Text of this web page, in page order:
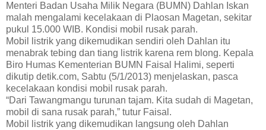
Menteri Badan Usaha Milik Negara (BUMN) Dahlan Iskan
malah mengalami kecelakaan di Plaosan Magetan, sekitar
pukul 15.000 WIB. Kondisi mobil rusak parah.
Mobil listrik yang dikemudikan sendiri oleh Dahlan itu
menabrak tebing dan tiang listrik karena rem blong. Kepala
Biro Humas Kementerian BUMN Faisal Halimi, seperti
dikutip detik.com, Sabtu (5/1/2013) menjelaskan, pasca
kecelakaan kondisi mobil rusak parah.
“Dari Tawangmangu turunan tajam. Kita sudah di Magetan,
mobil di sana rusak parah,” tutur Faisal.
Mobil listrik yang dikemudikan langsung oleh Dahlan